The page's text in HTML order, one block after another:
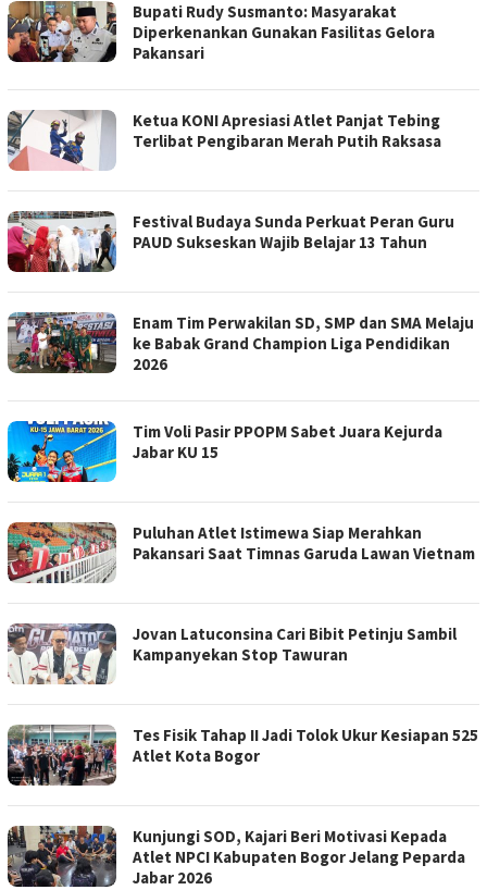
Bupati Rudy Susmanto: Masyarakat
Diperkenankan Gunakan Fasilitas Gelora
Pakansari
Ketua KONI Apresiasi Atlet Panjat Tebing
Terlibat Pengibaran Merah Putih Raksasa
Festival Budaya Sunda Perkuat Peran Guru
PAUD Sukseskan Wajib Belajar 13 Tahun
‎Enam Tim Perwakilan SD, SMP dan SMA Melaju
ke Babak Grand Champion Liga Pendidikan
2026
Tim Voli Pasir PPOPM Sabet Juara Kejurda
Jabar KU 15
Puluhan Atlet Istimewa Siap Merahkan
Pakansari Saat Timnas Garuda Lawan Vietnam
Jovan Latuconsina Cari Bibit Petinju Sambil
Kampanyekan Stop Tawuran
Tes Fisik Tahap II Jadi Tolok Ukur Kesiapan 525
Atlet Kota Bogor
Kunjungi SOD, Kajari Beri Motivasi Kepada
Atlet NPCI Kabupaten Bogor Jelang Peparda
Jabar 2026